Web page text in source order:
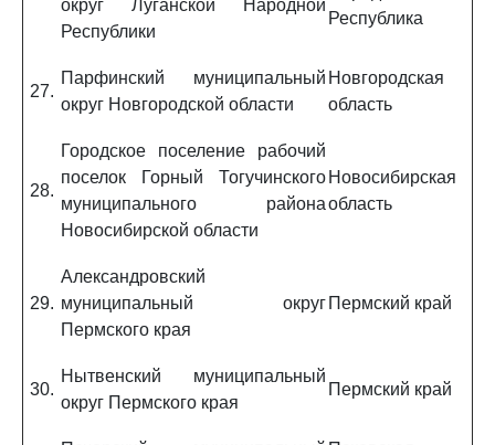
округ Луганской Народной
Республики
Республика
27.
Парфинский муниципальный
округ Новгородской области
Новгородская
область
28.
Городское поселение рабочий
поселок Горный Тогучинского
муниципального района
Новосибирской области
Новосибирская
область
29.
Александровский
муниципальный округ
Пермского края
Пермский край
30.
Нытвенский муниципальный
округ Пермского края
Пермский край